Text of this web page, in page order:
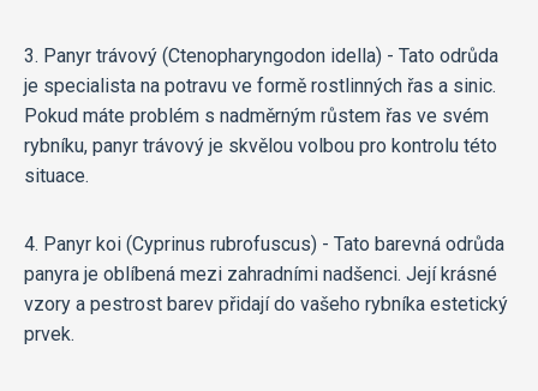
3. Panyr trávový (Ctenopharyngodon idella) - Tato odrůda
je specialista na potravu ve formě rostlinných řas a sinic.
Pokud máte problém s nadměrným růstem řas ve svém
rybníku, panyr trávový je skvělou volbou pro kontrolu této
situace.
4. Panyr koi (Cyprinus rubrofuscus) - Tato barevná odrůda
panyra je oblíbená mezi zahradními nadšenci. Její krásné
vzory a pestrost barev přidají do vašeho rybníka estetický
prvek.